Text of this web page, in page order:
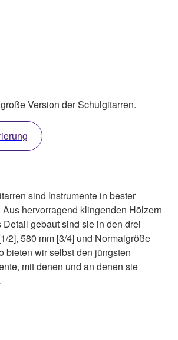
Version der Schulgitarren.
sind Instrumente in bester
hervorragend klingenden Hölzern
Detail gebaut sind sie in den drei
2], 580 mm [3/4] und Normalgröße
bieten wir selbst den jüngsten
mit denen und an denen sie